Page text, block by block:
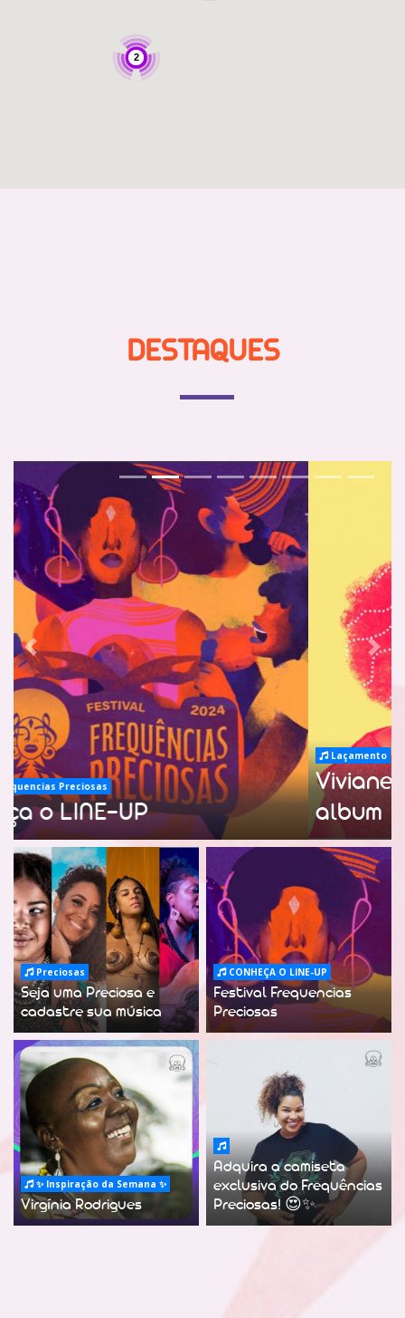
2
DESTAQUES
Laçamento
Viviane Pitaya lança seu novo
album
Previous Next
Preciosas
Seja uma Preciosa e
cadastre sua música
CONHEÇA O LINE-UP
Festival Frequencias
Preciosas
✨ Inspiração da Semana ✨
Virgínia Rodrigues
Adquira a camiseta
exclusiva do Frequências
Preciosas! 😍✨